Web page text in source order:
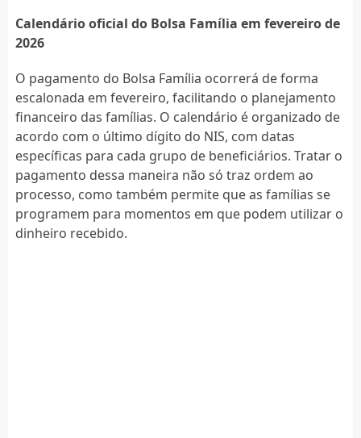
Calendário oficial do Bolsa Família em fevereiro de
2026
O pagamento do Bolsa Família ocorrerá de forma
escalonada em fevereiro, facilitando o planejamento
financeiro das famílias. O calendário é organizado de
acordo com o último dígito do NIS, com datas
específicas para cada grupo de beneficiários. Tratar o
pagamento dessa maneira não só traz ordem ao
processo, como também permite que as famílias se
programem para momentos em que podem utilizar o
dinheiro recebido.